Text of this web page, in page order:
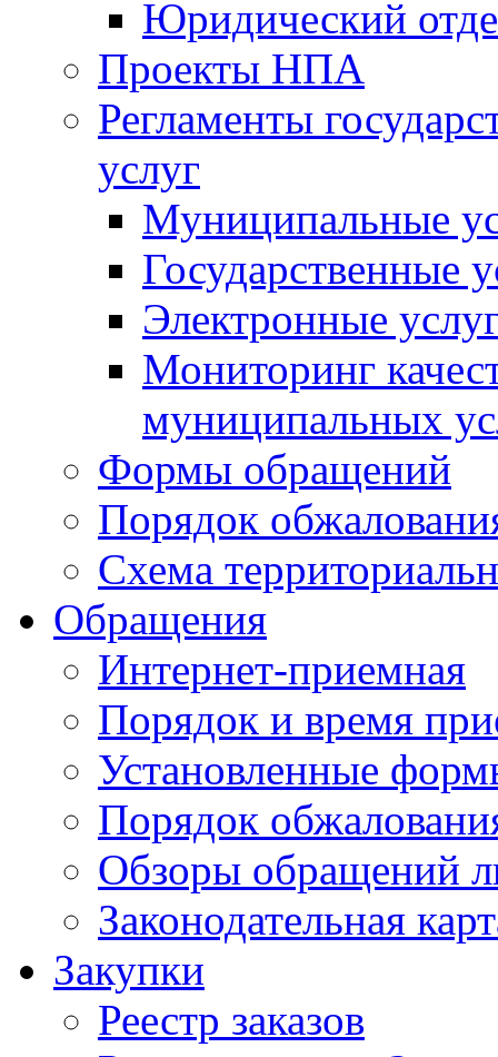
Юридический
Проекты НПА
Регламенты
услуг
Муниципальные
Государственные
Электронные
Мониторинг
муниципальных
Формы обращений
Порядок
Схема
Обращения
Интернет-приемная
Порядок и время
Установленные
Порядок
Обзоры обращений
Законодательная
Закупки
Реестр заказов